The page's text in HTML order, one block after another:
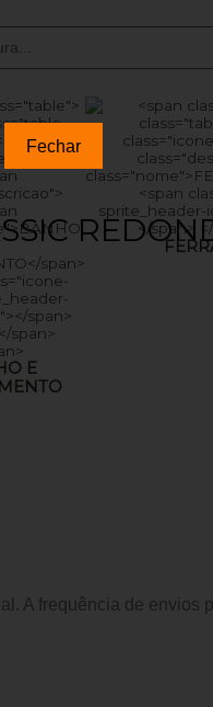
E
A frequência de envios
Fechar